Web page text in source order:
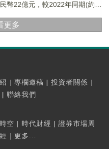
幣22億元，較2022年同期(約人
更多
| 專欄邀稿 | 投資者關係 |
| 聯絡我們
空 | 時代財經 | 證券市場周
| 更多...